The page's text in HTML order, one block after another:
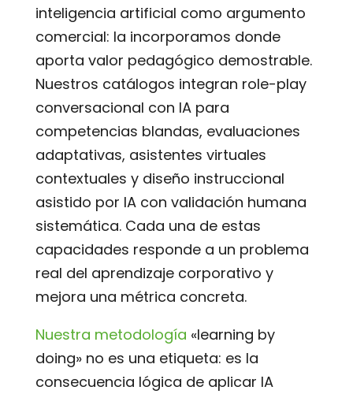
inteligencia artificial como argumento
comercial: la incorporamos donde
aporta valor pedagógico demostrable.
Nuestros catálogos integran role-play
conversacional con IA para
competencias blandas, evaluaciones
adaptativas, asistentes virtuales
contextuales y diseño instruccional
asistido por IA con validación humana
sistemática. Cada una de estas
capacidades responde a un problema
real del aprendizaje corporativo y
mejora una métrica concreta.
Nuestra metodología «learning by
doing» no es una etiqueta: es la
consecuencia lógica de aplicar IA